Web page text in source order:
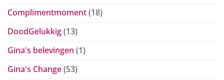
Complimentmoment(18)
DoodGelukkig(13)
Gina's belevingen (1)
Gina's Change(53)